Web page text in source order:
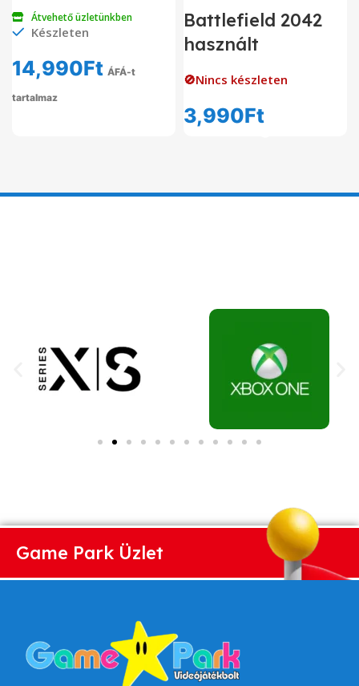
Átvehető üzletünkben
Készleten
14,990Ft ÁFÁ-t
tartalmaz
Battlefield 2042
használt
🚫Nincs készleten
3,990Ft
Game Park Üzlet